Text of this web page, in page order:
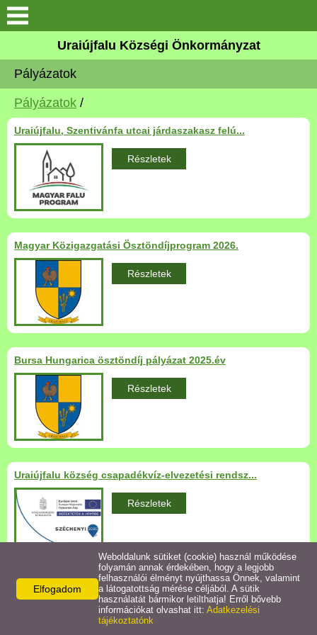
Köszöntő
Elérhetőségek
Uraiújfalu
Önkormányzat
Közös Önkormányzati
Hivatal
Választási információk
Versenyképes Járások
Program
Települési Arculati
Kézikönyv
Hírek
Bezerédj Amália Óvoda
Önkormányzati konyha
Egyéb intézmények
Egyéb szolgáltatások
Egészségügyi ellátás
Uraiújfalu Sportegyesület
Uraiújfalu Községi Önkormányzat
Pályázatok
Pályázatok /
Uraiújfalu, Szentivánfa utcai járdaszakasz felú...
Részletek
Magyar Közigazgatási Ösztöndíjprogram 2026.
Részletek
Bursa Hungarica ösztöndíj pályázat 2025.év
Részletek
Uraiújfalu község csapadékvíz-elvezetési rendsz...
Részletek
Falugondnoki busz beszerzése
Részletek
Elfogadom
Weboldalunk sütiket (cookie) használ működése
folyamán annak érdekében, hogy a legjobb
felhasználói élményt nyújthassa Önnek, valamint
a látogatottság mérése céljából. A sütik
használatát bármikor letilthatja! Erről bővebb
információkat olvashat itt: Adatkezelési
tájékoztatónk